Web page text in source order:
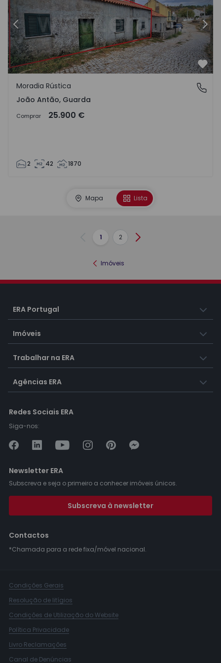
Anterior
João Antão, Guarda
Moradia Rústica
João Antão, Guarda
Comprar 25.900 €
2 42 1870
Mapa Lista
Anterior
1 2 Seguinte
Imóveis
ERA Portugal
Imóveis
Trabalhar na ERA
Agências ERA
Redes Sociais ERA
Siga-nos:
Newsletter ERA
Subscreva e seja o primeiro a conhecer imóveis únicos.
Subscreva à newsletter
Contactos
*Chamada para a rede fixa/móvel nacional.
Condições Gerais
Resolução de litígios
Condições de Utilização do Website
Política Privacidade
Livro Reclamações
Canal de Denúncias